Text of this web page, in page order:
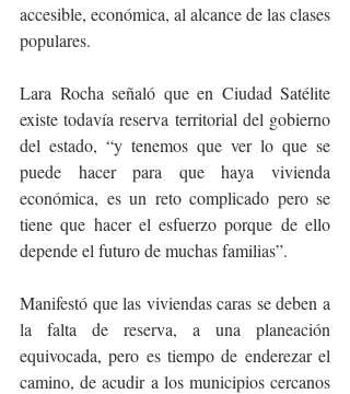
accesible, económica, al alcance de las clases
populares.
Lara Rocha señaló que en Ciudad Satélite
existe todavía reserva territorial del gobierno
del estado, “y tenemos que ver lo que se
puede hacer para que haya vivienda
económica, es un reto complicado pero se
tiene que hacer el esfuerzo porque de ello
depende el futuro de muchas familias”.
Manifestó que las viviendas caras se deben a
la falta de reserva, a una planeación
equivocada, pero es tiempo de enderezar el
camino, de acudir a los municipios cercanos